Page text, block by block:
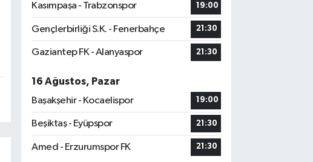
Kasımpaşa - Trabzonspor 19:00
Gençlerbirliği S.K. - Fenerbahçe 21:30
Gaziantep FK - Alanyaspor 21:30
16 Ağustos, Pazar
Başakşehir - Kocaelispor
19:00
Beşiktaş - Eyüpspor 21:30
Amed - Erzurumspor FK 21:30